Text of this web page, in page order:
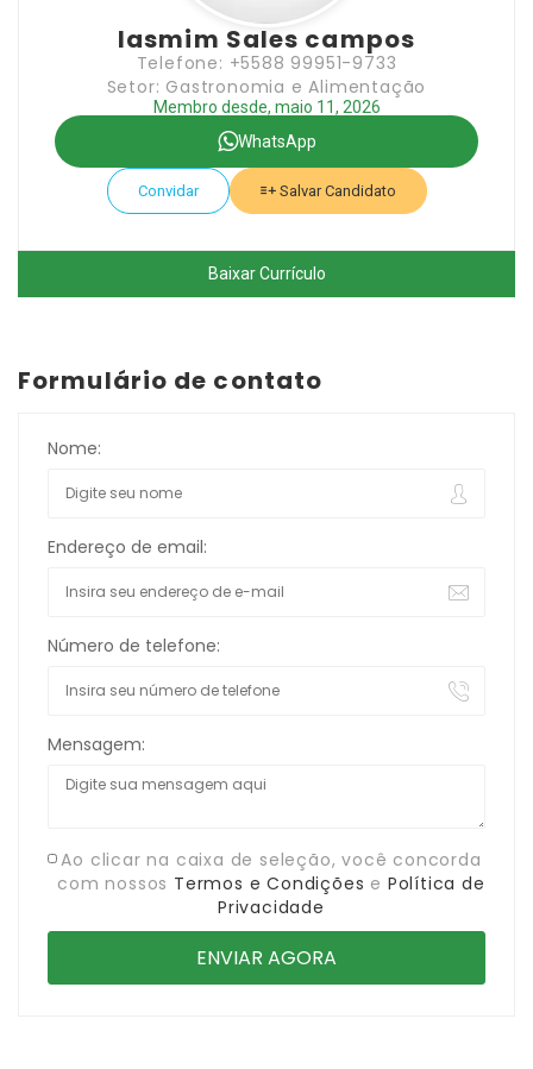
Iasmim Sales campos
Telefone: +5588 99951-9733
Setor: Gastronomia e Alimentação
Membro desde, maio 11, 2026
WhatsApp
Convidar Salvar Candidato
Baixar Currículo
Formulário de contato
Nome:
Endereço de email:
Número de telefone:
Mensagem:
Ao clicar na caixa de seleção, você concorda
com nossos Termos e Condições e Política de
Privacidade